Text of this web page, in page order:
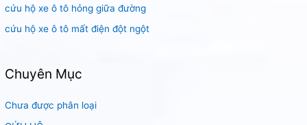
cứu hộ xe ô tô hỏng giữa đường
cứu hộ xe ô tô mất điện đột ngột
Chuyên Mục
Chưa được phân loại